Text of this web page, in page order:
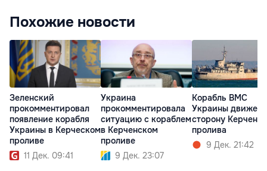
Похожие новости
Зеленский
прокомментировал
появление корабля
Украины в Керческом
проливе
11 Дек. 09:41
Украина
прокомментировала
ситуацию с кораблем
в Керченском
проливе
9 Дек. 23:07
Корабль ВМС
Украины
сторону
пролива
9 Дек. 21:42